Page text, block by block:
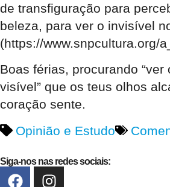
de transfiguração para
beleza, para ver o invisível
(https://www.snpcultura.org/
Boas férias, procurando “ver
visível” que os teus olhos
coração sente.
Opinião e Estudo
Siga-nos nas redes sociais: